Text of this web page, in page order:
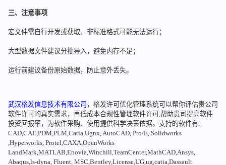
三、注意事项
宏文件需自行开发或获取，非标准格式可能无法运行；
大型数据文件建议分批导入，避免内存不足；
运行前建议备份原始数据，防止意外丢失。
武汉格发信息技术有限公司 ，格发许可优化管理系统可以帮你评估贵公司
软件许可的真实需求，再低成本合规性管理软件许可,帮助贵司提高软件
投资回报率，为软件采购、使用提供科学决策依据。支持的软件有:
CAD,CAE,PDM,PLM,Catia,Ugnx, AutoCAD, Pro/E, Solidworks
,Hyperworks, Protel,CAXA,OpenWorks
LandMark,MATLAB,Enovia,Winchill,TeamCenter,MathCAD,Ansys,
Abaqus,ls-dyna, Fluent, MSC,Bentley,License,UG,ug,catia,Dassault